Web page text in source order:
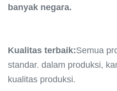
banyak negara.
Kualitas terbaik:Semua
standar. dalam produksi,
kualitas produksi.